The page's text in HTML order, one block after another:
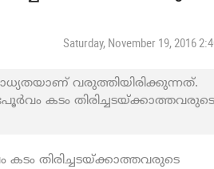
Saturday, November 19, 2016
വരുത്തിയിരിക്കുന്നത്.
കടം തിരിച്ചടയ്ക്കാത്തവരുടെ
തിരിച്ചടയ്ക്കാത്തവരുടെ